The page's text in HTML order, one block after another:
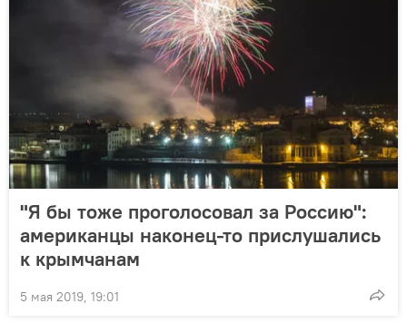
"Я бы тоже проголосовал за Россию":
американцы наконец-то прислушались
к крымчанам
5 мая 2019, 19:01